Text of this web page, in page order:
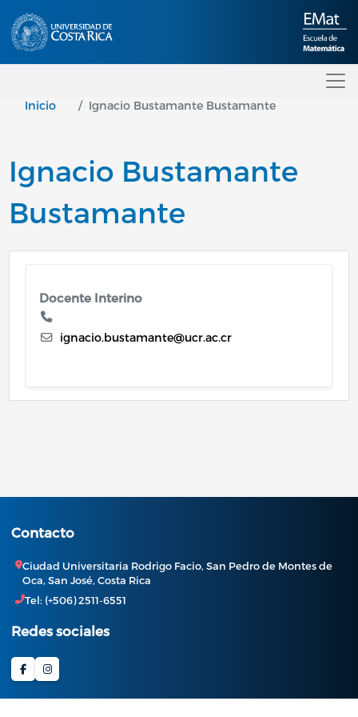
Inicio Ignacio Bustamante Bustamante
Ignacio Bustamante
Bustamante
Docente Interino
ignacio.bustamante@ucr.ac.cr
Contacto
Ciudad Universitaria Rodrigo Facio, San Pedro de Montes de
Oca, San José, Costa Rica
Tel: (+506) 2511-6551
Redes sociales